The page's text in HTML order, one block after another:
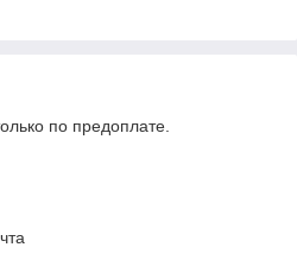
по предоплате.